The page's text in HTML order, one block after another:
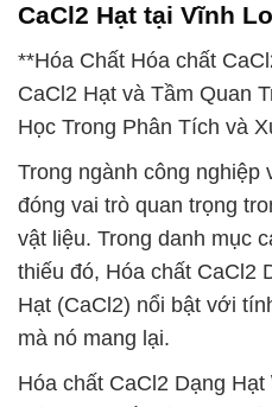
CaCl2 Hạt tại Vĩnh
**Hóa Chất Hóa chất
CaCl2 Hạt và Tầm Quan
Học Trong Phân Tích và
Trong ngành công nghiệp
đóng vai trò quan trọng
vật liệu. Trong danh mục
thiếu đó, Hóa chất CaCl2
Hạt (CaCl2) nổi bật với
mà nó mang lại.
Hóa chất CaCl2 Dạng